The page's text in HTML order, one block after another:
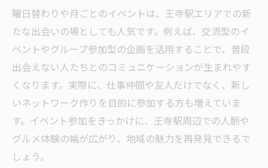
曜日替わりや月ごとのイベントは、王寺駅エリアでの新
たな出会いの場としても人気です。例えば、交流型のイ
ベントやグループ参加型の企画を活用することで、普段
出会えない人たちとのコミュニケーションが生まれやす
くなります。実際に、仕事仲間や友人だけでなく、新し
いネットワーク作りを目的に参加する方も増えていま
す。イベント参加をきっかけに、王寺駅周辺での人脈や
グルメ体験の幅が広がり、地域の魅力を再発見できるで
しょう。